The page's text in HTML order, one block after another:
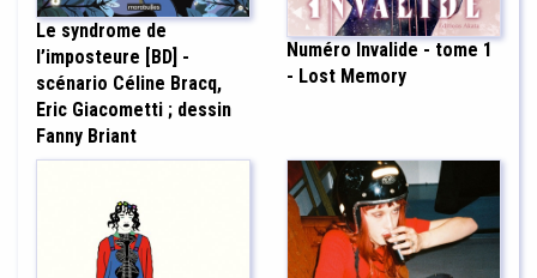
Le syndrome de
l’imposteure [BD] -
scénario Céline Bracq,
Eric Giacometti ; dessin
Fanny Briant
Numéro Invalide - tome 1
- Lost Memory